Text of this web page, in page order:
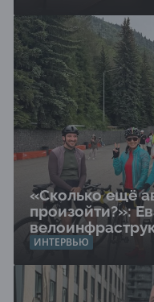
«Сколько ещё
произойти?»:
ИНТЕРВЬЮ